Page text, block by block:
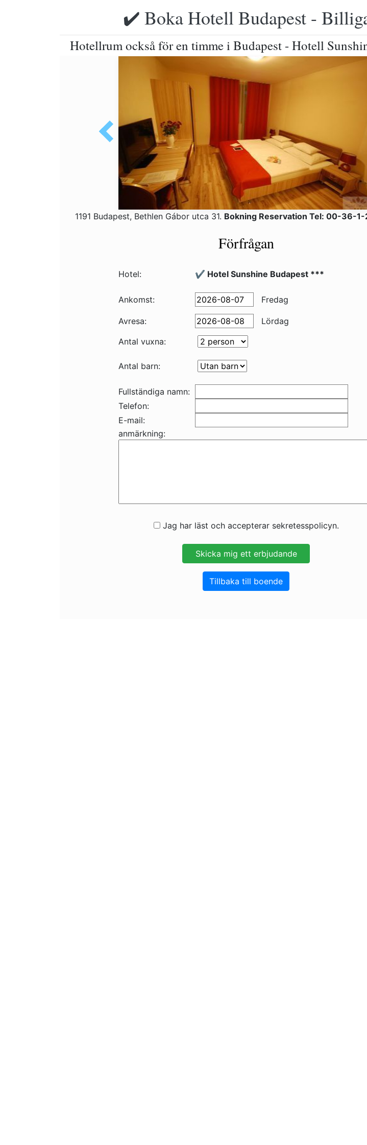
✔️ Boka Hotell Budapest -
Hotellrum också för en timme i Budapest - Hotell
1191 Budapest, Bethlen Gábor utca 31. Bokning Reservation Tel: 00-36-
Förfrågan
Hotel: ✔️ Hotel Sunshine Budapest ***
Ankomst: Fredag
Avresa:
Lördag
Antal vuxna:
Antal barn:
Fullständiga namn:
Telefon:
E-mail:
anmärkning:
Jag har läst och accepterar sekretesspolicyn.
Tillbaka till boende